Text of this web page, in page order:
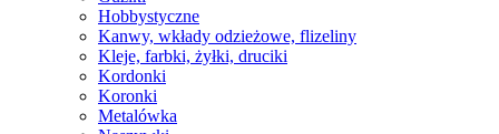
Hobbystyczne
Kanwy, wkłady odzieżowe, flizeliny
Kleje, farbki, żyłki, druciki
Kordonki
Koronki
Metalówka